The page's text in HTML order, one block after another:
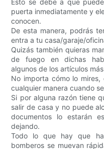
Esto se debe a que
puerta inmediatamente y
conocen.
De esta manera, podrás
entra a tu casa/garaje/
Quizás también quieras
de fuego en dichas
algunos de los artículos
No importa cómo lo
cualquier manera cuando
Si por alguna razón tiene
salir de casa y no puede
documentos lo estarán
dejando.
Todo lo que hay que
bomberos se muevan